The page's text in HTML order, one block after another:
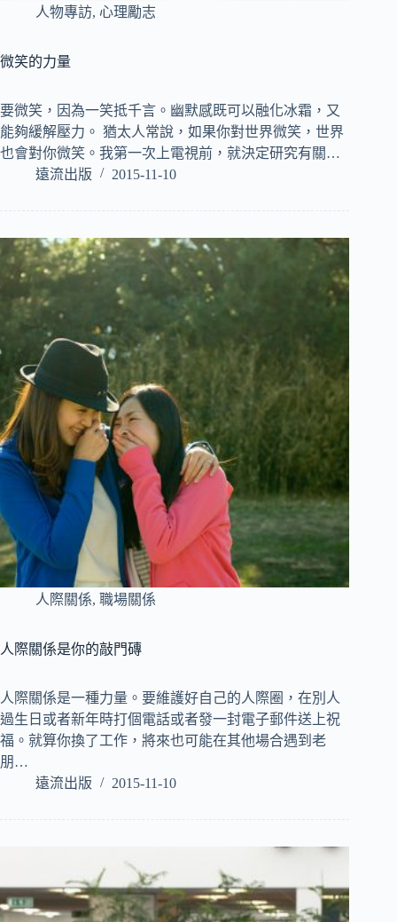
人物專訪, 心理勵志
微笑的力量
要微笑，因為一笑抵千言。幽默感既可以融化冰霜，又
能夠緩解壓力。 猶太人常說，如果你對世界微笑，世界
也會對你微笑。我第一次上電視前，就決定研究有關…
遠流出版
2015-11-10
人際關係, 職場關係
人際關係是你的敲門磚
人際關係是一種力量。要維護好自己的人際圈，在別人
過生日或者新年時打個電話或者發一封電子郵件送上祝
福。就算你換了工作，將來也可能在其他場合遇到老
朋…
遠流出版
2015-11-10